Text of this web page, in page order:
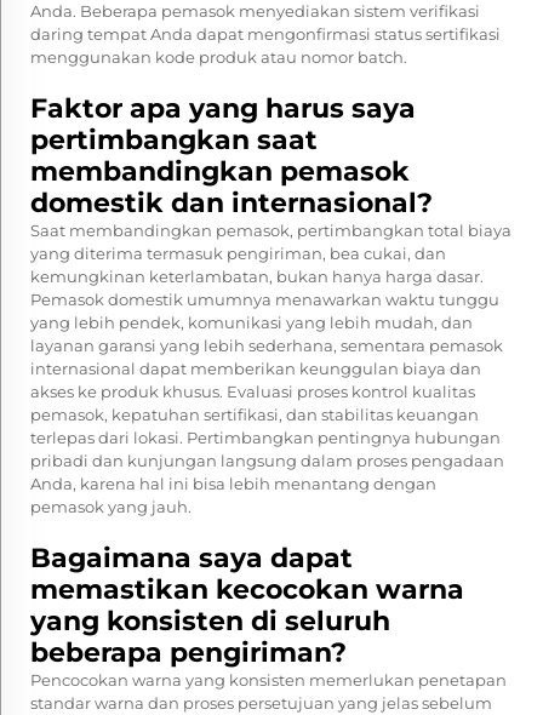
Anda. Beberapa pemasok menyediakan sistem verifikasi
daring tempat Anda dapat mengonfirmasi status sertifikasi
menggunakan kode produk atau nomor batch.
Faktor apa yang harus saya
pertimbangkan saat
membandingkan pemasok
domestik dan internasional?
Saat membandingkan pemasok, pertimbangkan total biaya
yang diterima termasuk pengiriman, bea cukai, dan
kemungkinan keterlambatan, bukan hanya harga dasar.
Pemasok domestik umumnya menawarkan waktu tunggu
yang lebih pendek, komunikasi yang lebih mudah, dan
layanan garansi yang lebih sederhana, sementara pemasok
internasional dapat memberikan keunggulan biaya dan
akses ke produk khusus. Evaluasi proses kontrol kualitas
pemasok, kepatuhan sertifikasi, dan stabilitas keuangan
terlepas dari lokasi. Pertimbangkan pentingnya hubungan
pribadi dan kunjungan langsung dalam proses pengadaan
Anda, karena hal ini bisa lebih menantang dengan
pemasok yang jauh.
Bagaimana saya dapat
memastikan kecocokan warna
yang konsisten di seluruh
beberapa pengiriman?
Pencocokan warna yang konsisten memerlukan penetapan
standar warna dan proses persetujuan yang jelas sebelum